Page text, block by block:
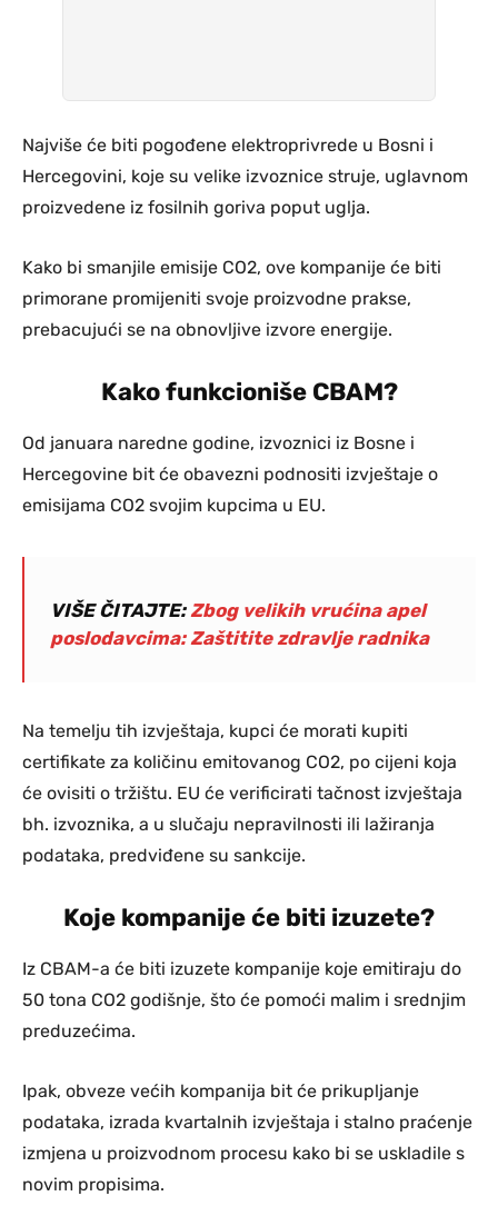
Najviše će biti pogođene elektroprivrede u Bosni i
Hercegovini, koje su velike izvoznice struje, uglavnom
proizvedene iz fosilnih goriva poput uglja.
Kako bi smanjile emisije CO2, ove kompanije će biti
primorane promijeniti svoje proizvodne prakse,
prebacujući se na obnovljive izvore energije.
Kako funkcioniše CBAM?
Od januara naredne godine, izvoznici iz Bosne i
Hercegovine bit će obavezni podnositi izvještaje o
emisijama CO2 svojim kupcima u EU.
VIŠE ČITAJTE: Zbog velikih vrućina apel
poslodavcima: Zaštitite zdravlje radnika
Na temelju tih izvještaja, kupci će morati kupiti
certifikate za količinu emitovanog CO2, po cijeni koja
će ovisiti o tržištu. EU će verificirati tačnost izvještaja
bh. izvoznika, a u slučaju nepravilnosti ili lažiranja
podataka, predviđene su sankcije.
Koje kompanije će biti izuzete?
Iz CBAM-a će biti izuzete kompanije koje emitiraju do
50 tona CO2 godišnje, što će pomoći malim i srednjim
preduzećima.
Ipak, obveze većih kompanija bit će prikupljanje
podataka, izrada kvartalnih izvještaja i stalno praćenje
izmjena u proizvodnom procesu kako bi se uskladile s
novim propisima.